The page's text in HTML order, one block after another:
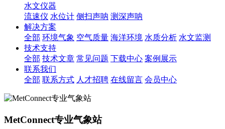
水文仪器
流速仪 水位计 侧扫声呐 测深声呐
解决方案
全部 环境气象 空气质量 海洋环境 水质分析 水文监测
技术支持
全部 技术文章 常见问题 下载中心 案例展示
联系我们
全部 联系方式 人才招聘 在线留言 会员中心
MetConnect专业气象站